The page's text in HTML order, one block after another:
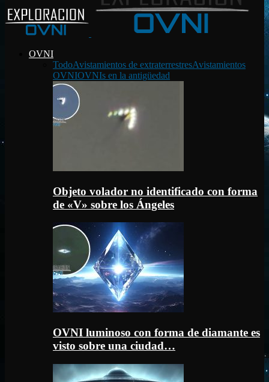
OVNI
TodoAvistamientos de extraterrestresAvistamientos
OVNIOVNIs en la antigüedad
Objeto volador no identificado con forma
de «V» sobre los Ángeles
OVNI luminoso con forma de diamante es
visto sobre una ciudad…